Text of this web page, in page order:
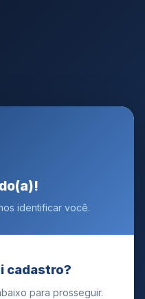
identificar você.
cadastro?
para prosseguir.